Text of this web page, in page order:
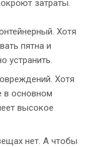
затраты.
Хотя
пятна и
устранить.
Хотя
в основном
высокое
нет. А чтобы